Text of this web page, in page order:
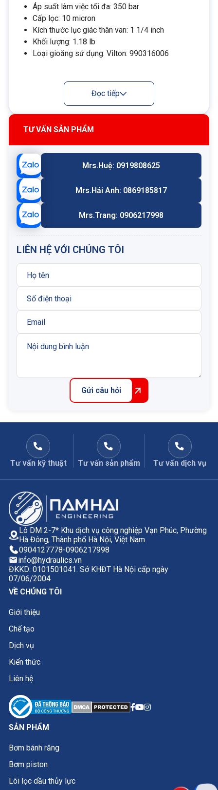
Áp suất làm việc tối đa: 350 bar
Cấp lọc: 10 micron
Kích thước lục giác thân van: 1 1/4 inch
Khối lượng: 1.18 lb
Loại gioăng sử dụng: Vilton: 990316006
Đọc tiếp
TƯ VẤN SẢN PHẨM
Mrs.Huệ: 0919808625
Mrs.Hải Anh: 0869185817
Mrs.Trang: 0906217998
LIÊN HỆ VỚI CHÚNG TÔI
Gửi câu hỏi
Tư vấn kỹ thuật Tư vấn sản phẩm Tư vấn dịch vụ
Lô DM 2-7* Khu dịch vụ công nghiệp Vạn Phúc, Phường
Hà Đông, Thành phố Hà Nội, Việt Nam
0904127778-0906217998
info@hydraulics.vn
ĐKKD: 0101501041. Sở KHĐT Hà Nội cấp ngày
07/06/2004
VỀ CHÚNG TÔI
Giới thiệu
Chế tạo
Dịch vụ
Kiến thức
Liên hệ
SẢN PHẨM
Bơm bánh răng
Bơm piston
Lõi lọc dầu thủy lực